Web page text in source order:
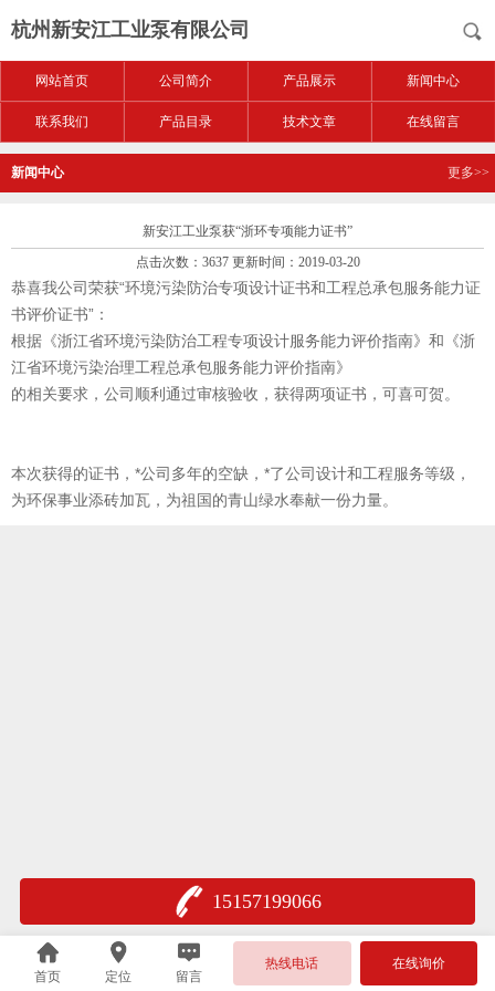
杭州新安江工业泵有限公司
网站首页 公司简介 产品展示 新闻中心
联系我们 产品目录 技术文章 在线留言
新闻中心 更多>>
新安江工业泵获“浙环专项能力证书”
点击次数：3637 更新时间：2019-03-20
恭喜我公司荣获“环境污染防治专项设计证书和工程总承包服务能力证
书评价证书”：
根据《浙江省环境污染防治工程专项设计服务能力评价指南》和《浙
江省环境污染治理工程总承包服务能力评价指南》
的相关要求，公司顺利通过审核验收，获得两项证书，可喜可贺。
本次获得的证书，*公司多年的空缺，*了公司设计和工程服务等级，
为环保事业添砖加瓦，为祖国的青山绿水奉献一份力量。
15157199066
首页 定位 留言
热线电话 在线询价